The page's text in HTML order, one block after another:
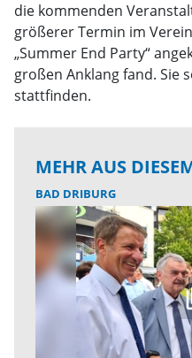
die kommenden
größerer Termin im
„Summer End Party“
großen Anklang fand. Sie
stattfinden.
MEHR AUS
BAD DRIBURG